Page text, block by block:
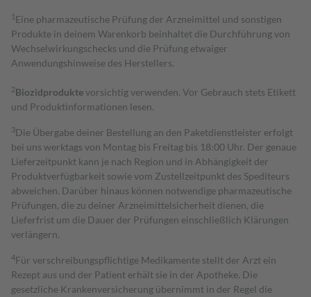
1 Eine pharmazeutische Prüfung der Arzneimittel und sonstigen
Produkte in deinem Warenkorb beinhaltet die Durchführung von
Wechselwirkungschecks und die Prüfung etwaiger
Anwendungshinweise des Herstellers.
2Biozidproduktevorsichtig verwenden. Vor Gebrauch stets Etikett
und Produktinformationen lesen.
3Die Übergabe deiner Bestellung an den Paketdienstleister erfolgt
bei uns werktags von Montag bis Freitag bis 18:00 Uhr. Der genaue
Lieferzeitpunkt kann je nach Region und in Abhängigkeit der
Produktverfügbarkeit sowie vom Zustellzeitpunkt des Spediteurs
abweichen. Darüber hinaus können notwendige pharmazeutische
Prüfungen, die zu deiner Arzneimittelsicherheit dienen, die
Lieferfrist um die Dauer der Prüfungen einschließlich Klärungen
verlängern.
4Für verschreibungspflichtige Medikamente stellt der Arzt ein
Rezept aus und der Patient erhält sie in der Apotheke. Die
gesetzliche Krankenversicherung übernimmt in der Regel die